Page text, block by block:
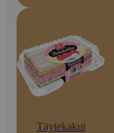
Täytekakut